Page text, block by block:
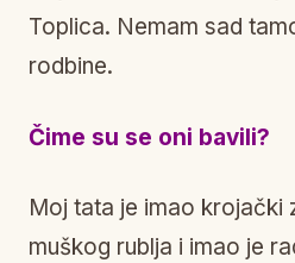
Toplica. Nemam sad
rodbine.
Čime su se oni bavili?
Moj tata je imao krojački
muškog rublja i imao je